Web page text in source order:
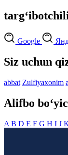
Google
Siz uchun
abbat Zulfiyaxonim
Alifbo
A B D E F G H I J